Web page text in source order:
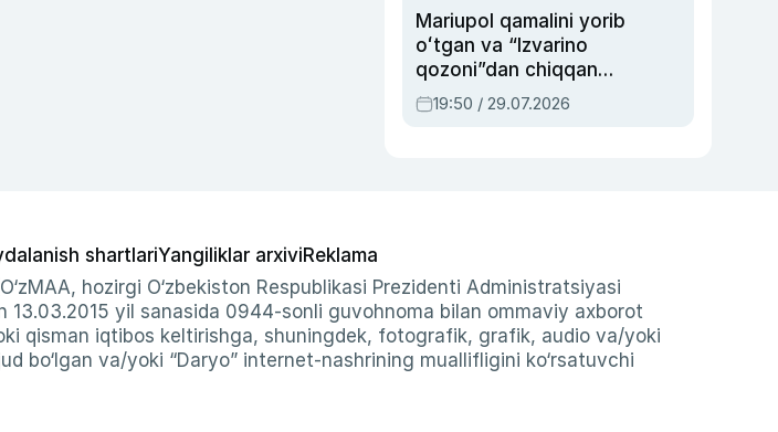
Mariupol qamalini yorib
oʻtgan va “Izvarino
qozoni”dan chiqqan
qahramon — Ukraina
armiyasi bosh
19:50 / 29.07.2026
shartlariYangiliklar arxiviReklama
hozirgi O‘zbekiston Respublikasi Prezidenti Administratsiyasi
yil sanasida 0944-sonli guvohnoma bilan ommaviy axborot
qisman iqtibos keltirishga, shuningdek, fotografik, grafik, audio va/yoki
bo‘lgan va/yoki “Daryo” internet-nashrining muallifligini ko‘rsatuvchi